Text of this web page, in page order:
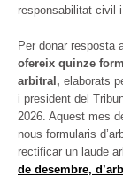
responsabilitat civil
Per donar resposta
ofereix quinze
arbitral, elaborats
i president del
2026. Aquest mes
nous formularis
rectificar un laude
de desembre,